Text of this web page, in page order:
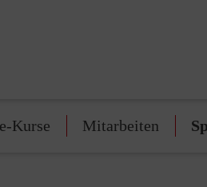
Kurse Mitarbeiten